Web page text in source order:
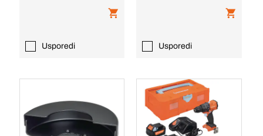
Usporedi Usporedi